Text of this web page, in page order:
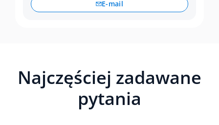
E-mail
Najczęściej zadawane
pytania